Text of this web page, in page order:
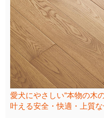
愛犬にやさしい“本物の木
叶える安全・快適・上質